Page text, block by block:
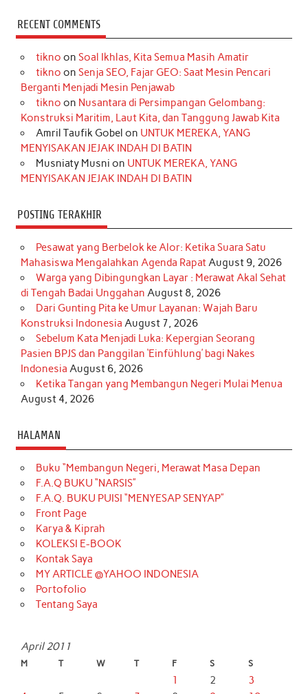
c
e
b
o
k
s
t
a
r
a
m
k
T
o
k
t
e
r
e
s
t
k
e
d
I
n
t
t
r
T
u
e
RECENT COMMENTS
tikno on Soal Ikhlas, Kita Semua Masih Amatir
tikno on Senja SEO, Fajar GEO: Saat Mesin Pencari
Berganti Menjadi Mesin Penjawab
tikno on Nusantara di Persimpangan Gelombang:
Konstruksi Maritim, Laut Kita, dan Tanggung Jawab Kita
Amril Taufik Gobel on UNTUK MEREKA, YANG
MENYISAKAN JEJAK INDAH DI BATIN
Musniaty Musni on UNTUK MEREKA, YANG
MENYISAKAN JEJAK INDAH DI BATIN
POSTING TERAKHIR
Pesawat yang Berbelok ke Alor: Ketika Suara Satu
Mahasiswa Mengalahkan Agenda RapatAugust 9, 2026
Warga yang Dibingungkan Layar : Merawat Akal Sehat
di Tengah Badai Unggahan August 8, 2026
Dari Gunting Pita ke Umur Layanan: Wajah Baru
Konstruksi Indonesia August 7, 2026
Sebelum Kata Menjadi Luka: Kepergian Seorang
Pasien BPJS dan Panggilan ‘Einfühlung’ bagi Nakes
Indonesia August 6, 2026
Ketika Tangan yang Membangun Negeri Mulai Menua
August 4, 2026
HALAMAN
Buku “Membangun Negeri, Merawat Masa Depan
F.A.Q BUKU “NARSIS”
F.A.Q. BUKU PUISI “MENYESAP SENYAP”
Front Page
Karya & Kiprah
KOLEKSI E-BOOK
Kontak Saya
MY ARTICLE @YAHOO INDONESIA
Portofolio
Tentang Saya
April 2011
M T W T F S S
1 2
3